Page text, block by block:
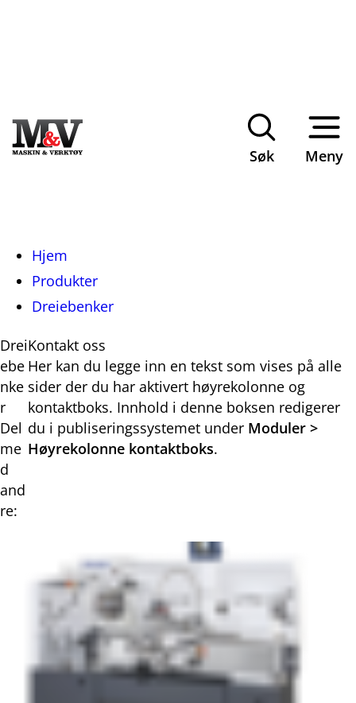
Søk Meny
Du
Hjem
Produkter
Dreiebenker
Drei
ebe
nke
r
Del
me
d
and
re:
Facebook
Twitter
LinkedIn
Kontakt oss
Her kan du legge inn en tekst som vises på alle
sider der du har aktivert høyrekolonne og
kontaktboks. Innhold i denne boksen redigerer
du i publiseringssystemet under Moduler >
Høyrekolonne kontaktboks.